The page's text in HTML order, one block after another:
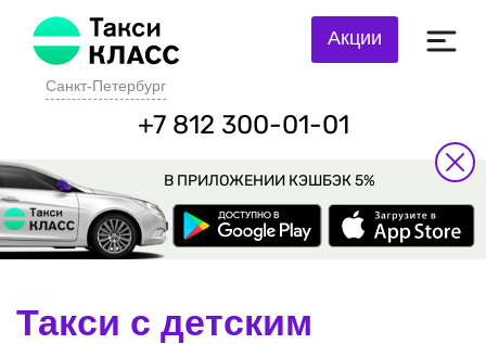
Санкт-Петербург
+7 812 300-01-01
Акции
В ПРИЛОЖЕНИИ КЭШБЭК 5%
Такси с детским